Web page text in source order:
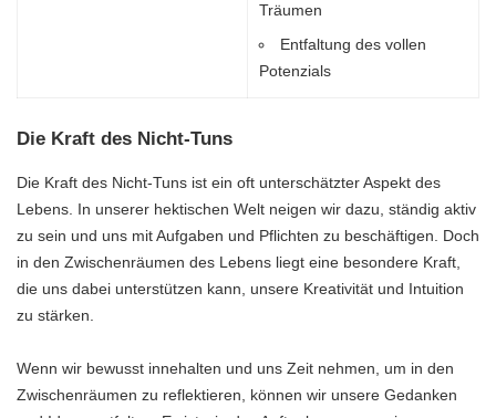
Träumen
Entfaltung des vollen
Potenzials
Die Kraft des Nicht-Tuns
Die Kraft des Nicht-Tuns ist ein oft unterschätzter Aspekt des
Lebens. In unserer hektischen Welt neigen wir dazu, ständig aktiv
zu sein und uns mit Aufgaben und Pflichten zu beschäftigen. Doch
in den Zwischenräumen des Lebens liegt eine besondere Kraft,
die uns dabei unterstützen kann, unsere Kreativität und Intuition
zu stärken.
Wenn wir bewusst innehalten und uns Zeit nehmen, um in den
Zwischenräumen zu reflektieren, können wir unsere Gedanken